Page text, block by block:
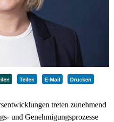
Teilen E-Mail Drucken
treten zunehmend
und Genehmigungsprozesse